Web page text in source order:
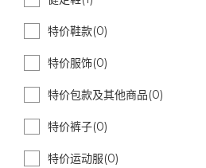
特价鞋款(0)
特价服饰(0)
特价包款及其他商品(0)
特价裤子(0)
特价运动服(0)